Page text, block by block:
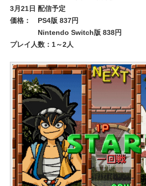
3月21日 配信予定
価格：
PS4版 837円
Nintendo Switch版 838円
プレイ人数：1～2人